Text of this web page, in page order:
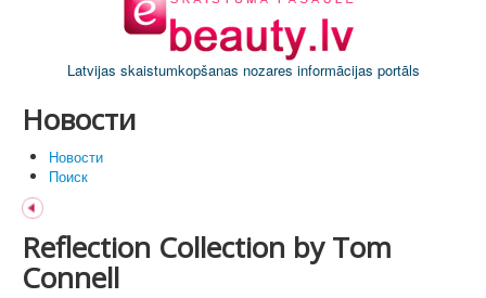
Latvijas skaistumkopšanas nozares informācijas portāls
Новости
Новости
Поиск
Reflection Collection by Tom
Connell